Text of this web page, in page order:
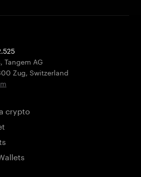
Tangem AG
Zug, Switzerland
crypto